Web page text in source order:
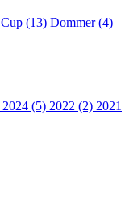
Cup (13) Dommer (4)
2024 (5) 2022 (2) 2021